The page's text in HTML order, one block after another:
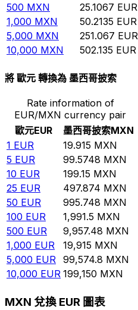
500 MXN 25.1067 EUR
1,000 MXN 50.2135 EUR
5,000 MXN 251.067 EUR
10,000 MXN 502.135 EUR
將 歐元 轉換為 墨西哥披索
Rate information of
EUR/MXN currency pair
歐元EUR 墨西哥披索MXN
1 EUR 19.915 MXN
5 EUR 99.5748 MXN
10 EUR 199.15 MXN
25 EUR 497.874 MXN
50 EUR 995.748 MXN
100 EUR 1,991.5 MXN
500 EUR 9,957.48 MXN
1,000 EUR 19,915 MXN
5,000 EUR 99,574.8 MXN
10,000 EUR 199,150 MXN
MXN 兌換 EUR 圖表